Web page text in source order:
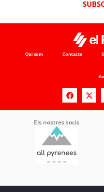
Qui som Contacte
Els nostres socis